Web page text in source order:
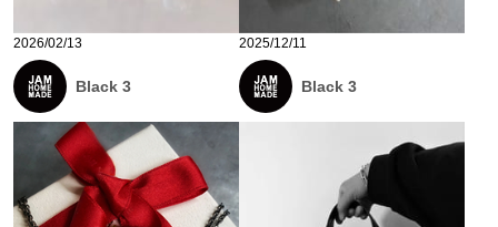
2026/02/13
Black 3
2025/12/11
Black 3